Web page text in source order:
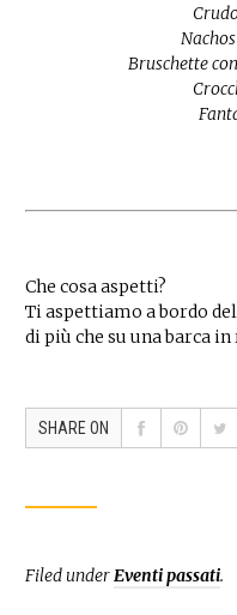
Bruschette
Che cosa aspetti?
Ti aspettiamo a bordo
di più che su una barca in
SHARE ON
Filed underEventi passati.